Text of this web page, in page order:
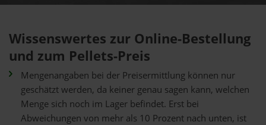
Wissenswertes zur Online-Bestellung
und zum Pellets-Preis
Mengenangaben bei der Preisermittlung können nur
geschätzt werden, da keiner genau sagen kann, welchen
Menge sich noch im Lager befindet. Erst bei
Abweichungen von mehr als 10 Prozent nach unten, ist